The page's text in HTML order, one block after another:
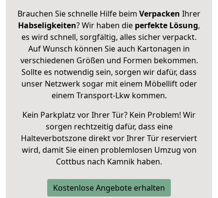
Brauchen Sie schnelle Hilfe beim Verpacken Ihrer
Habseligkeiten? Wir haben die perfekte Lösung,
es wird schnell, sorgfältig, alles sicher verpackt.
Auf Wunsch können Sie auch Kartonagen in
verschiedenen Größen und Formen bekommen.
Sollte es notwendig sein, sorgen wir dafür, dass
unser Netzwerk sogar mit einem Möbellift oder
einem Transport-Lkw kommen.
Kein Parkplatz vor Ihrer Tür? Kein Problem! Wir
sorgen rechtzeitig dafür, dass eine
Halteverbotszone direkt vor Ihrer Tür reserviert
wird, damit Sie einen problemlosen Umzug von
Cottbus nach Kamnik haben.
Kostenlose Angebote erhalten